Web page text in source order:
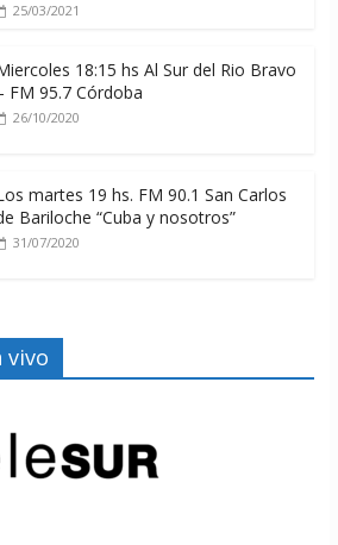
25/03/2021
18:15 hs Al Sur del Rio Bravo
FM 95.7 Córdoba
26/10/2020
martes 19 hs. FM 90.1 San Carlos
Bariloche “Cuba y nosotros”
31/07/2020
vivo